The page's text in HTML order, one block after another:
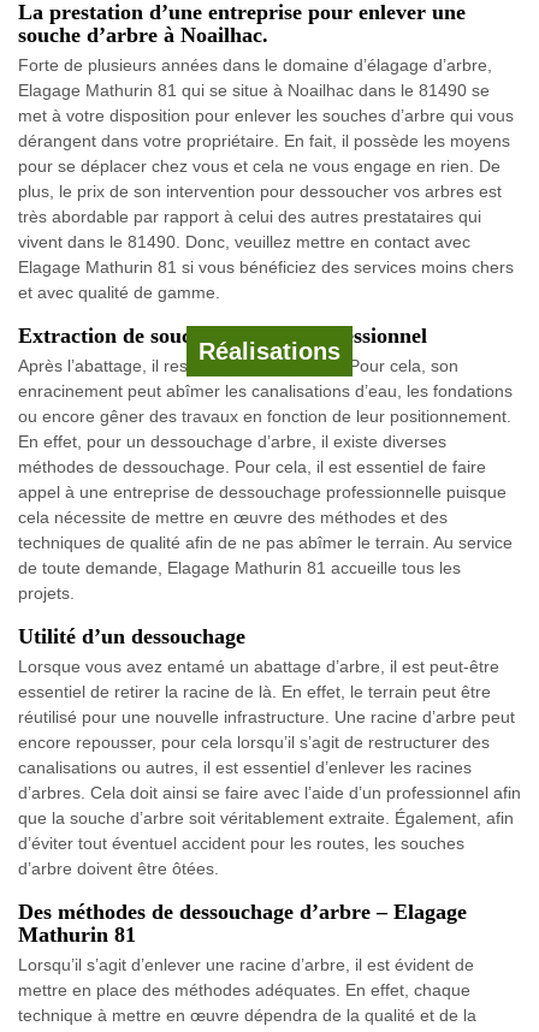
Réalisations
La prestation d’une entreprise pour enlever une
souche d’arbre à Noailhac.
Forte de plusieurs années dans le domaine d’élagage d’arbre,
Elagage Mathurin 81 qui se situe à Noailhac dans le 81490 se
met à votre disposition pour enlever les souches d’arbre qui vous
dérangent dans votre propriétaire. En fait, il possède les moyens
pour se déplacer chez vous et cela ne vous engage en rien. De
plus, le prix de son intervention pour dessoucher vos arbres est
très abordable par rapport à celui des autres prestataires qui
vivent dans le 81490. Donc, veuillez mettre en contact avec
Elagage Mathurin 81 si vous bénéficiez des services moins chers
et avec qualité de gamme.
Extraction de souches avec un professionnel
Après l’abattage, il reste la souche d’arbre. Pour cela, son
enracinement peut abîmer les canalisations d’eau, les fondations
ou encore gêner des travaux en fonction de leur positionnement.
En effet, pour un dessouchage d’arbre, il existe diverses
méthodes de dessouchage. Pour cela, il est essentiel de faire
appel à une entreprise de dessouchage professionnelle puisque
cela nécessite de mettre en œuvre des méthodes et des
techniques de qualité afin de ne pas abîmer le terrain. Au service
de toute demande, Elagage Mathurin 81 accueille tous les
projets.
Utilité d’un dessouchage
Lorsque vous avez entamé un abattage d’arbre, il est peut-être
essentiel de retirer la racine de là. En effet, le terrain peut être
réutilisé pour une nouvelle infrastructure. Une racine d’arbre peut
encore repousser, pour cela lorsqu’il s’agit de restructurer des
canalisations ou autres, il est essentiel d’enlever les racines
d’arbres. Cela doit ainsi se faire avec l’aide d’un professionnel afin
que la souche d’arbre soit véritablement extraite. Également, afin
d’éviter tout éventuel accident pour les routes, les souches
d’arbre doivent être ôtées.
Des méthodes de dessouchage d’arbre – Elagage
Mathurin 81
Lorsqu’il s’agit d’enlever une racine d’arbre, il est évident de
mettre en place des méthodes adéquates. En effet, chaque
technique à mettre en œuvre dépendra de la qualité et de la